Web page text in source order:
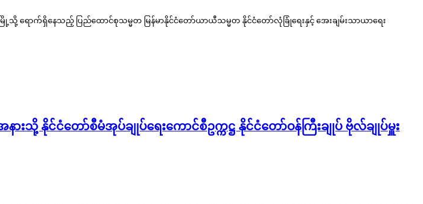
ြို့သို့ ရောက်ရှိနေသည့် ပြည်ထောင်စုသမ္မတ မြန်မာနိုင်ငံတော်ယာယီသမ္မတ နိုင်ငံတော်လုံခြုံရေးနှင့် အေးချမ်းသာယာရေး
နိုင်ငံတော်စီမံအုပ်ချုပ်ရေးကောင်စီဥက္ကဋ္ဌ နိုင်ငံတော်ဝန်ကြီးချုပ် ဗိုလ်ချုပ်မှူး